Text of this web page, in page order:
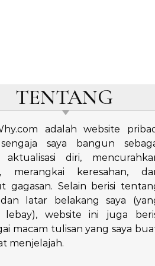
TENTANG
adalah website
saya bangun
aktualisasi diri,
merangkai keresahan,
gagasan. Selain berisi
latar belakang saya
lebay), website ini juga
macam tulisan yang saya
menjelajah.